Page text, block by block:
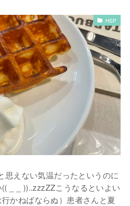
HSP
えない気温だったというのに
_ _ ))..zzzZZこうなるといよい
かねばならぬ）患者さんと夏